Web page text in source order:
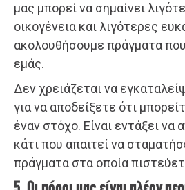
μας μπορεί να σημαίνει
οικογένεια και λιγότερες
ακολουθήσουμε πράγματα
εμάς.
Δεν χρειάζεται να
για να αποδείξετε ότι
έναν στόχο. Είναι εντάξει να
κάτι που απαιτεί να
πράγματα στα οποία